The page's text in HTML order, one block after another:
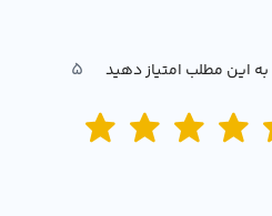
به این مطلب امتیاز دهید 5